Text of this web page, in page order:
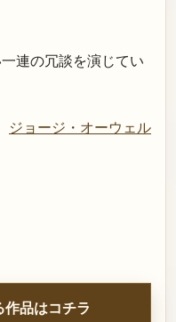
連の冗談を演じてい
ジョージ・オーウェル
作品はコチラ